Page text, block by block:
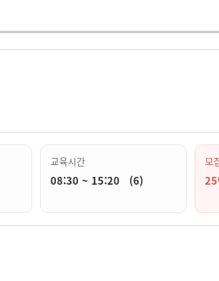
교육시간
08:30 ~ 15:20 (6)
모
25